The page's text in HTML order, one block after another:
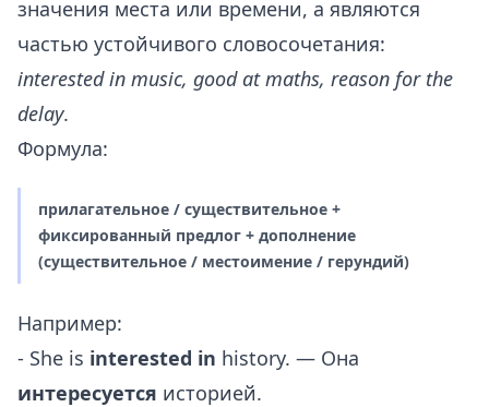
значения места или времени, а являются
частью устойчивого словосочетания:
interested in music, good at maths, reason for the
delay.
Формула:
прилагательное / существительное +
фиксированный предлог + дополнение
(существительное / местоимение / герундий)
Например:
- She is interested in history. — Она
интересуется историей.